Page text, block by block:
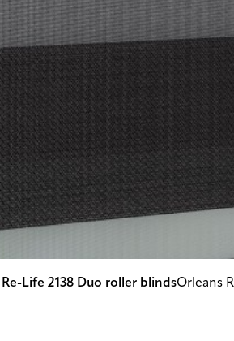
Life 2138 Duo roller blindsOrleans